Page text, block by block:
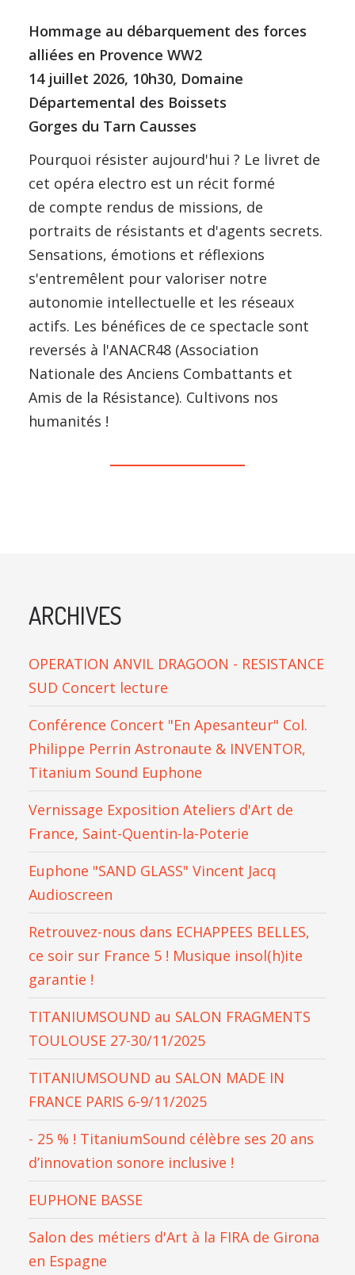
Hommage au débarquement des forces
alliées en Provence WW2
14 juillet 2026, 10h30, Domaine
Départemental des Boissets
Gorges du Tarn Causses
Pourquoi résister aujourd'hui ? Le livret de
cet opéra electro est un récit formé
de compte rendus de missions, de
portraits de résistants et d'agents secrets.
Sensations, émotions et réflexions
s'entremêlent pour valoriser notre
autonomie intellectuelle et les réseaux
actifs. Les bénéfices de ce spectacle sont
reversés à l'ANACR48 (Association
Nationale des Anciens Combattants et
Amis de la Résistance). Cultivons nos
humanités !
ARCHIVES
OPERATION ANVIL DRAGOON - RESISTANCE
SUD Concert lecture
Conférence Concert "En Apesanteur" Col.
Philippe Perrin Astronaute & INVENTOR,
Titanium Sound Euphone
Vernissage Exposition Ateliers d'Art de
France, Saint-Quentin-la-Poterie
Euphone "SAND GLASS" Vincent Jacq
Audioscreen
Retrouvez-nous dans ECHAPPEES BELLES,
ce soir sur France 5 ! Musique insol(h)ite
garantie !
TITANIUMSOUND au SALON FRAGMENTS
TOULOUSE 27-30/11/2025
TITANIUMSOUND au SALON MADE IN
FRANCE PARIS 6-9/11/2025
- 25 % ! TitaniumSound célèbre ses 20 ans
d’innovation sonore inclusive !
EUPHONE BASSE
Salon des métiers d'Art à la FIRA de Girona
en Espagne